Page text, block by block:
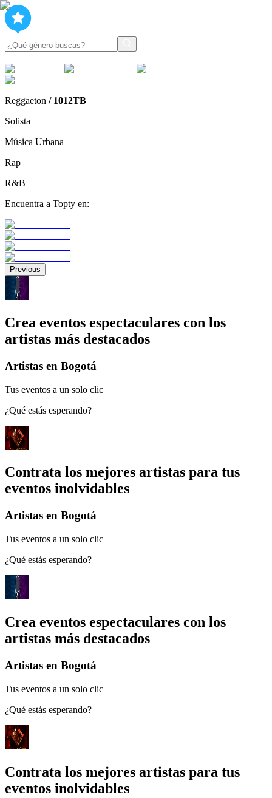
Reggaeton / 1012TB
Solista
Música Urbana
Rap
R&B
Encuentra a Topty en:
Previous
Crea eventos espectaculares con los
artistas más destacados
Artistas en Bogotá
Tus eventos a un solo clic
¿Qué estás esperando?
Contrata los mejores artistas para tus
eventos inolvidables
Artistas en Bogotá
Tus eventos a un solo clic
¿Qué estás esperando?
Crea eventos espectaculares con los
artistas más destacados
Artistas en Bogotá
Tus eventos a un solo clic
¿Qué estás esperando?
Contrata los mejores artistas para tus
eventos inolvidables